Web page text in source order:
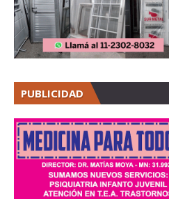
PUBLICIDAD